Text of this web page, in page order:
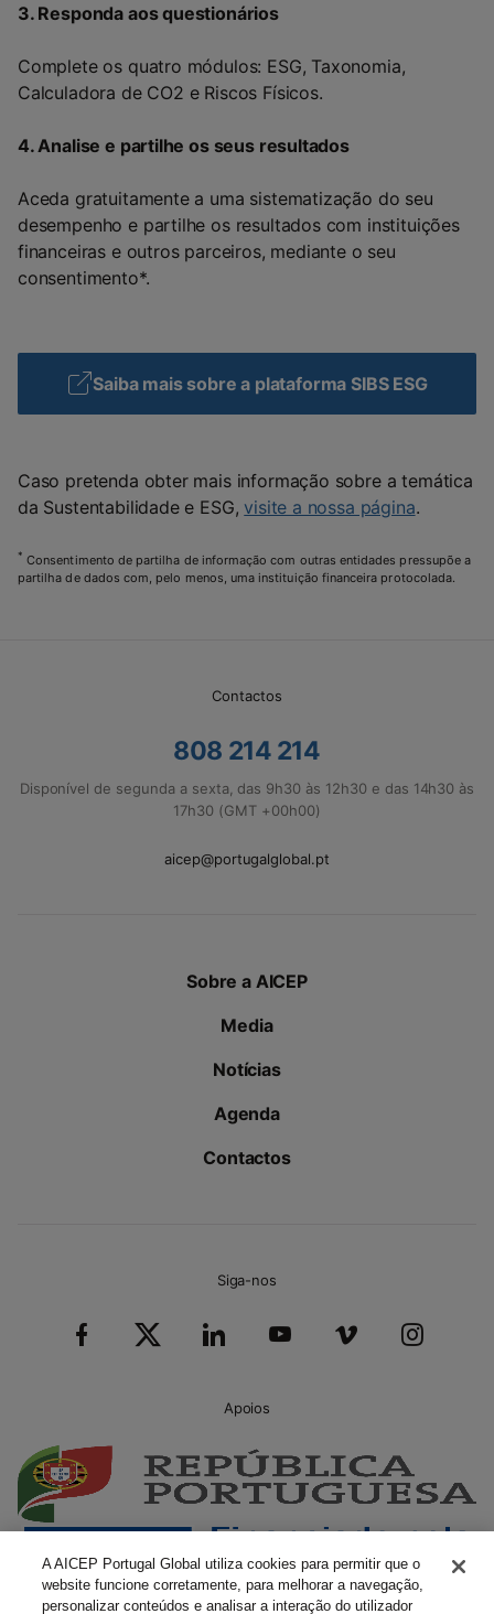
3. Responda aos questionários
Complete os quatro módulos: ESG, Taxonomia,
Calculadora de CO2 e Riscos Físicos.
4. Analise e partilhe os seus resultados
Aceda gratuitamente a uma sistematização do seu
desempenho e partilhe os resultados com instituições
financeiras e outros parceiros, mediante o seu
consentimento*.
Saiba mais sobre a plataforma SIBS ESG
Caso pretenda obter mais informação sobre a temática
da Sustentabilidade e ESG,visite a nossa página.
* Consentimento de partilha de informação com outras entidades pressupõe a
partilha de dados com, pelo menos, uma instituição financeira protocolada.
Contactos
808 214 214
Disponível de segunda a sexta, das 9h30 às 12h30 e das 14h30 às
17h30 (GMT +00h00)
aicep@portugalglobal.pt
Sobre a AICEP
Media
Notícias
Agenda
Contactos
Siga-nos
Apoios
A AICEP Portugal Global utiliza cookies para permitir que o
website funcione corretamente, para melhorar a navegação,
personalizar conteúdos e analisar a interação do utilizador